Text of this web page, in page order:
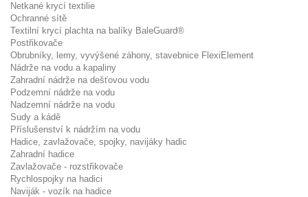
Netkané krycí textilie
Ochranné sítě
Textilní krycí plachta na balíky BaleGuard®
Postřikovače
Obrubníky, lemy, vyvýšené záhony, stavebnice FlexiElement
Nádrže na vodu a kapaliny
Zahradní nádrže na dešťovou vodu
Podzemní nádrže na vodu
Nadzemní nádrže na vodu
Sudy a kádě
Příslušenství k nádržím na vodu
Hadice, zavlažovače, spojky, navijáky hadic
Zahradní hadice
Zavlažovače - rozstřikovače
Rychlospojky na hadici
Naviják - vozík na hadice